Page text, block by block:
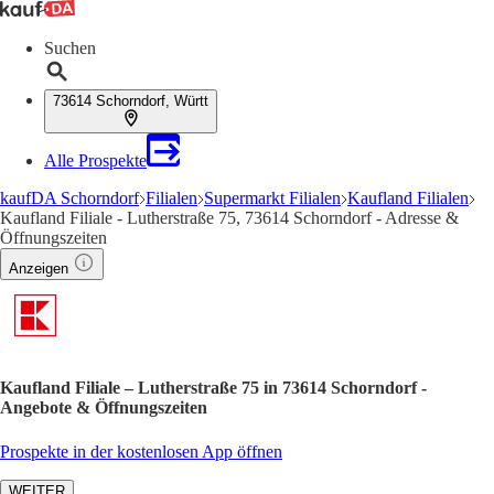
Suchen
73614 Schorndorf, Württ
Alle Prospekte
kaufDA Schorndorf Filialen Supermarkt Filialen Kaufland Filialen
Kaufland Filiale - Lutherstraße 75, 73614 Schorndorf - Adresse &
Öffnungszeiten
Anzeigen
Kaufland Filiale – Lutherstraße 75 in 73614 Schorndorf -
Angebote & Öffnungszeiten
Prospekte in der kostenlosen App öffnen